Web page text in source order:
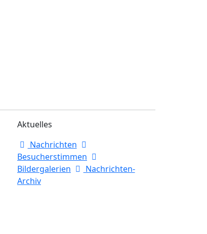
Aktuelles
Nachrichten
Besucherstimmen
Bildergalerien
Nachrichten-
Archiv